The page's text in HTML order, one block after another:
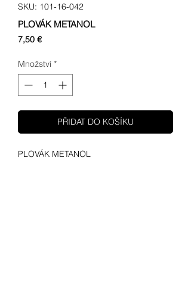
SKU: 101-16-042
PLOVÁK METANOL
7,50 €Cena
Množství *
PŘIDAT DO KOŠÍKU
PLOVÁK METANOL